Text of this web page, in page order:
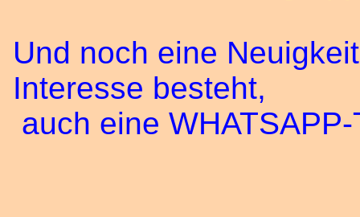
Und noch eine
Interesse besteht,
auch eine